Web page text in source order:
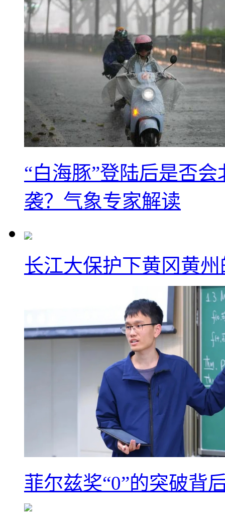
“白海豚”登陆后是否
袭？气象专家解读
长江大保护下黄冈黄
菲尔兹奖“0”的突破背